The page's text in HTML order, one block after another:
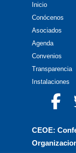
Inicio
Conócenos
Asociados
Agenda
Convenios
Transparencia
Instalaciones
CEOE: